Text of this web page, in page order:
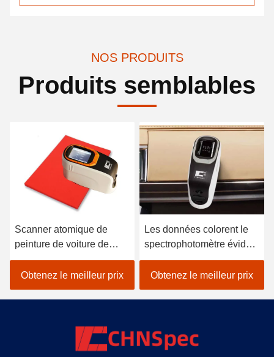
NOS PRODUITS
Produits semblables
Scanner atomique de
peinture de voiture de
spectrophotomètre tenu
dans la main de
colorimètre de Lightweigh
Obtenez le meilleur prix
Les données colorent le
spectrophotomètre évident
pour le textile
colorimétrique dans le noir
Obtenez le meilleur prix